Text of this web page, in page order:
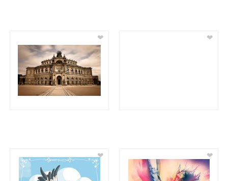
❤ ❤
❤ ❤